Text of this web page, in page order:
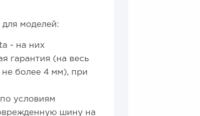
моделей:
- на них
гарантия (на весь
не более 4 мм), при
условиям
шину на